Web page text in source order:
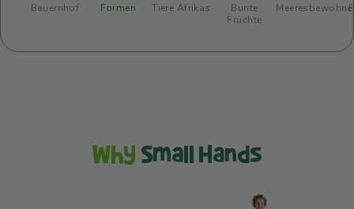
Bauernhof Formen Tiere Afrikas
Bunte
Früchte
Why Small Hands